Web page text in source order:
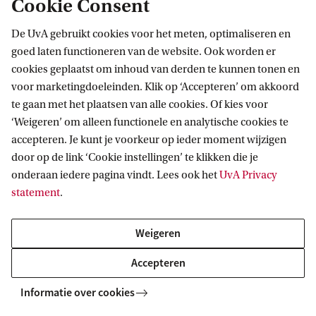
Verantwoorde Digitale Transformaties
Meer strategische thema's van de UvA
Duurzame welvaart
Veerkrachtige, rechtvaardige samenleving
Cookie Consent
De UvA gebruikt cookies voor het meten, optimaliseren en
goed laten functioneren van de website. Ook worden er
cookies geplaatst om inhoud van derden te kunnen tonen en
voor marketingdoeleinden. Klik op ‘Accepteren’ om akkoord
te gaan met het plaatsen van alle cookies. Of kies voor
‘Weigeren’ om alleen functionele en analytische cookies te
accepteren. Je kunt je voorkeur op ieder moment wijzigen
door op de link ‘Cookie instellingen’ te klikken die je
onderaan iedere pagina vindt. Lees ook hetUvA Privacy
statement.
Weigeren
Accepteren
Informatie over cookies